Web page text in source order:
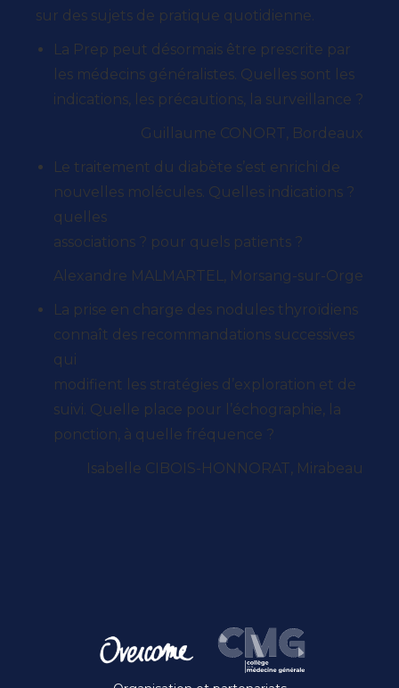
sur des sujets de pratique quotidienne.
La Prep peut désormais être prescrite par
les médecins généralistes. Quelles sont les
indications, les précautions, la surveillance ?
Guillaume CONORT, Bordeaux
Le traitement du diabète s’est enrichi de
nouvelles molécules. Quelles indications ?
quelles
associations ? pour quels patients ?
Alexandre MALMARTEL, Morsang-sur-Orge
La prise en charge des nodules thyroïdiens
connaît des recommandations successives
qui
modifient les stratégies d’exploration et de
suivi. Quelle place pour l’échographie, la
ponction, à quelle fréquence ?
Isabelle CIBOIS-HONNORAT, Mirabeau